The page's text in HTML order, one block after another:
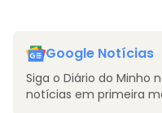
Google Notícias
Siga o Diário do Minho
notícias em primeira